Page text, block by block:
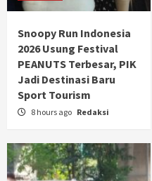
Snoopy Run Indonesia
2026 Usung Festival
PEANUTS Terbesar, PIK
Jadi Destinasi Baru
Sport Tourism
8 hours ago Redaksi